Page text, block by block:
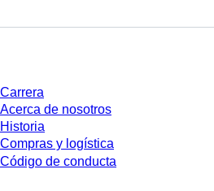
Carrera
Acerca de nosotros
Historia
Compras y logística
Código de conducta